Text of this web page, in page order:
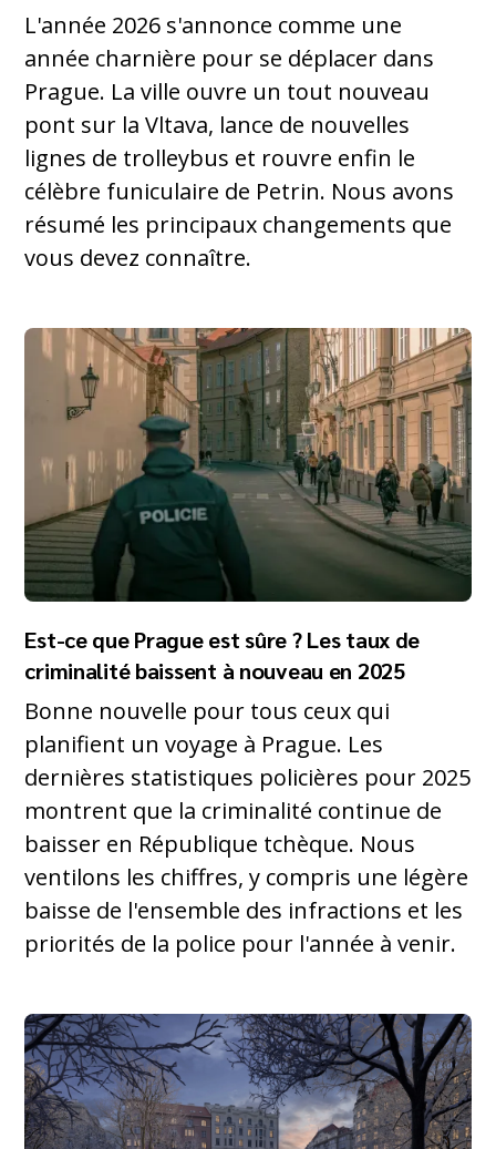
L'année 2026 s'annonce comme une
année charnière pour se déplacer dans
Prague. La ville ouvre un tout nouveau
pont sur la Vltava, lance de nouvelles
lignes de trolleybus et rouvre enfin le
célèbre funiculaire de Petrin. Nous avons
résumé les principaux changements que
vous devez connaître.
Est-ce que Prague est sûre ? Les taux de
criminalité baissent à nouveau en 2025
Bonne nouvelle pour tous ceux qui
planifient un voyage à Prague. Les
dernières statistiques policières pour 2025
montrent que la criminalité continue de
baisser en République tchèque. Nous
ventilons les chiffres, y compris une légère
baisse de l'ensemble des infractions et les
priorités de la police pour l'année à venir.